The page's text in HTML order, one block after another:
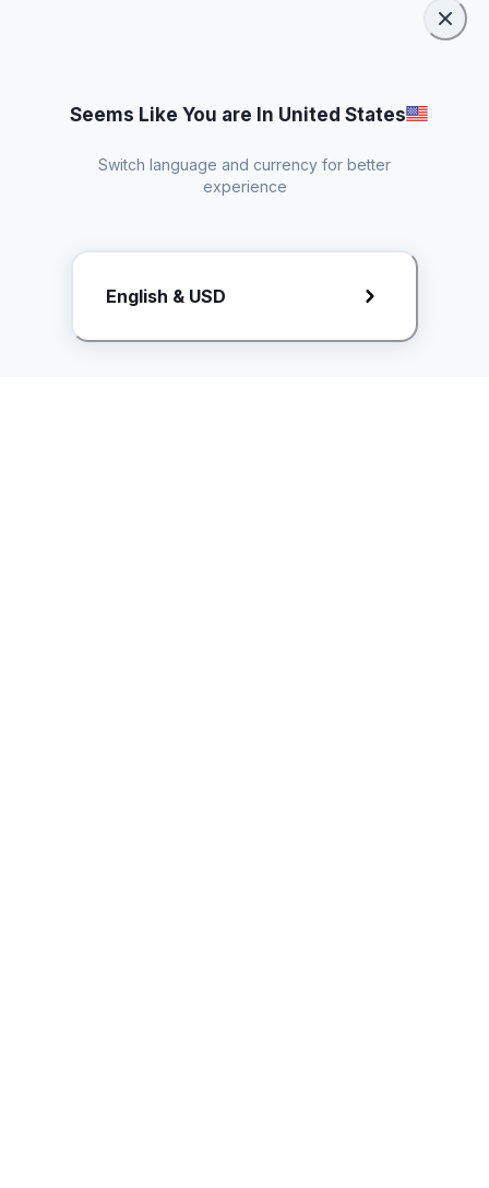
Request Rate Card
Butuh konten khusus? Kirim request ke creator!
Seems Like You are In United States
Switch language and currency for better
experience
English & USD